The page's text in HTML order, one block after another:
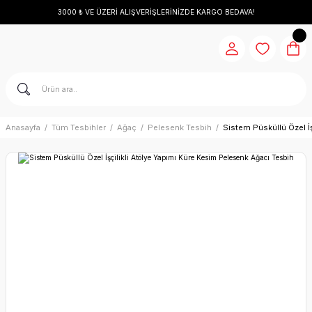
3000 ₺ VE ÜZERİ ALIŞVERİŞLERİNİZDE KARGO BEDAVA!
Anasayfa Tüm Tesbihler Ağaç Pelesenk Tesbih Sistem Püsküllü Özel